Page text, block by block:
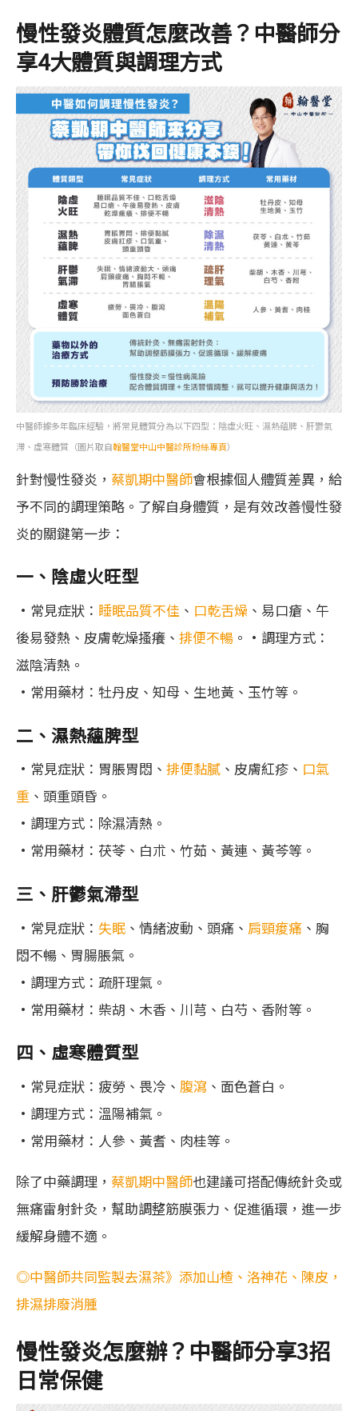
慢性發炎體質怎麼改善？中醫師分
享4大體質與調理方式
中醫師據多年臨床經驗，將常見體質分為以下四型：陰虛火旺、濕熱蘊脾、肝鬱氣
滯、虛寒體質（圖片取自翰醫堂中山中醫診所粉絲專頁）
針對慢性發炎， 蔡凱期中醫師會根據個人體質差異，給
予不同的調理策略。了解自身體質，是有效改善慢性發
炎的關鍵第一步：
一、陰虛火旺型
•常見症狀： 睡眠品質不佳 、 口乾舌燥 、易口瘡、午
後易發熱、皮膚乾燥搔癢、 排便不暢 。•調理方式：
滋陰清熱。
•常用藥材：牡丹皮、知母、生地黃、玉竹等。
二、濕熱蘊脾型
•常見症狀：胃脹胃悶、 排便黏膩 、皮膚紅疹、 口氣
重 、頭重頭昏。
•調理方式：除濕清熱。
•常用藥材：茯苓、白朮、竹茹、黃連、黃芩等。
三、肝鬱氣滯型
•常見症狀： 失眠 、情緒波動、頭痛、 肩頸痠痛 、胸
悶不暢、胃腸脹氣。
•調理方式：疏肝理氣。
•常用藥材：柴胡、木香、川芎、白芍、香附等。
四、虛寒體質型
•常見症狀：疲勞、畏冷、 腹瀉 、面色蒼白。
•調理方式：溫陽補氣。
•常用藥材：人參、黃耆、肉桂等。
除了中藥調理， 蔡凱期中醫師也建議可搭配傳統針灸或
無痛雷射針灸，幫助調整筋膜張力、促進循環，進一步
緩解身體不適。
◎中醫師共同監製去濕茶》添加山楂、洛神花、陳皮，
排濕排廢消腫
慢性發炎怎麼辦？中醫師分享3招
日常保健